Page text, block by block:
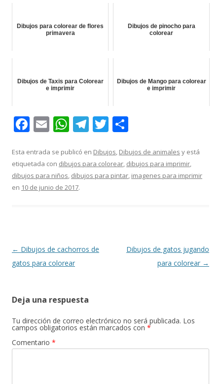
Dibujos para colorear de flores
primavera
Dibujos de pinocho para
colorear
Dibujos de Taxis para Colorear
e imprimir
Dibujos de Mango para colorear
e imprimir
F
e
b
o
E
ai
l
W
at
s
A
T
e
gr
T
itt
er
m
p
Esta entrada se publicó en Dibujos, Dibujos de animales y está
etiquetada con dibujos para colorear, dibujos para imprimir,
dibujos para niños, dibujos para pintar, imagenes para imprimir
en 10 de junio de 2017.
Navegación
de
← Dibujos de cachorros de
gatos para colorear
Dibujos de gatos jugando
para colorear →
Deja una respuesta
Tu dirección de correo electrónico no será publicada. Los
campos obligatorios están marcados con *
Comentario *